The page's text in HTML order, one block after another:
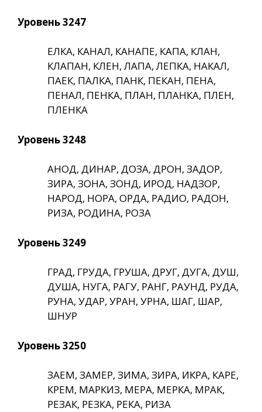
Уровень 3247
ЕЛКА, КАНАЛ, КАНАПЕ, КАПА, КЛАН,
КЛАПАН, КЛЕН, ЛАПА, ЛЕПКА, НАКАЛ,
ПАЕК, ПАЛКА, ПАНК, ПЕКАН, ПЕНА,
ПЕНАЛ, ПЕНКА, ПЛАН, ПЛАНКА, ПЛЕН,
ПЛЕНКА
Уровень 3248
АНОД, ДИНАР, ДОЗА, ДРОН, ЗАДОР,
ЗИРА, ЗОНА, ЗОНД, ИРОД, НАДЗОР,
НАРОД, НОРА, ОРДА, РАДИО, РАДОН,
РИЗА, РОДИНА, РОЗА
Уровень 3249
ГРАД, ГРУДА, ГРУША, ДРУГ, ДУГА, ДУШ,
ДУША, НУГА, РАГУ, РАНГ, РАУНД, РУДА,
РУНА, УДАР, УРАН, УРНА, ШАГ, ШАР,
ШНУР
Уровень 3250
ЗАЕМ, ЗАМЕР, ЗИМА, ЗИРА, ИКРА, КАРЕ,
КРЕМ, МАРКИЗ, МЕРА, МЕРКА, МРАК,
РЕЗАК, РЕЗКА, РЕКА, РИЗА